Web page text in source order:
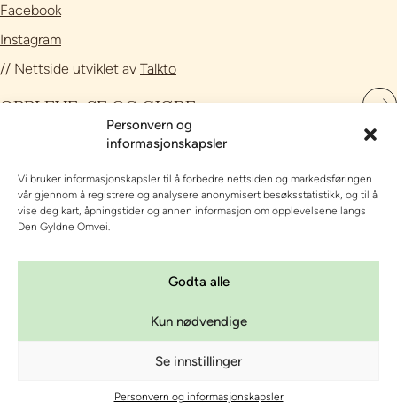
Personvern og
informasjonskapsler
Vi bruker informasjonskapsler til å forbedre nettsiden og markedsføringen
vår gjennom å registrere og analysere anonymisert besøksstatistikk, og til å
vise deg kart, åpningstider og annen informasjon om opplevelsene langs
Den Gyldne Omvei.
Godta alle
Kun nødvendige
Se innstillinger
Personvern og informasjonskapsler
Facebook
Instagram
// Nettside utviklet av Talkto
OPPLEVE, SE OG GJØRE
OVERNATTING
OM DEN GYLDNE OMVEI
KURS OG KONFERANSE
| org nr 987 688 092